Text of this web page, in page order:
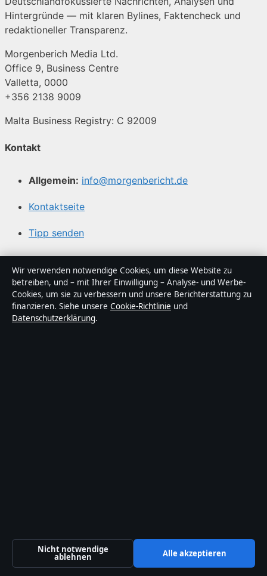
Hintergründe — mit klaren Bylines, Faktencheck und
redaktioneller Transparenz.
Morgenberich Media Ltd.
Office 9, Business Centre
Valletta, 0000
+356 2138 9009
Malta Business Registry: C 92009
Kontakt
Allgemein: info@morgenbericht.de
Kontaktseite
Tipp senden
Über uns
Über uns
Redaktion
Über Morgenbericht in Kürze
Wir verwenden notwendige Cookies, um diese Website zu
betreiben, und – mit Ihrer Einwilligung – Analyse- und Werbe-
Cookies, um sie zu verbessern und unsere Berichterstattung zu
finanzieren. Siehe unsere Cookie-Richtlinie und
Datenschutzerklärung.
Nicht notwendige
ablehnen Alle akzeptieren